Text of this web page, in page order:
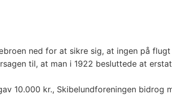
ned for at sikre sig, at ingen på
til, at man i 1922 besluttede at
10.000 kr., Skibelundforeningen